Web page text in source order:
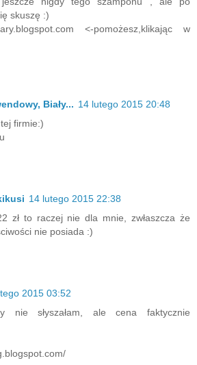
skuszę :)
<-pomożesz,klikając w
Biały... 14 lutego 2015 20:48
tej firmie:)
14 lutego 2015 22:38
zł to raczej nie dla mnie, zwłaszcza że
nie posiada :)
2015 03:52
nie słyszałam, ale cena faktycznie